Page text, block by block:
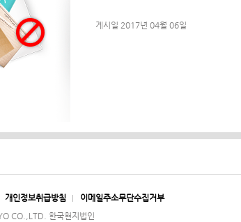
게시일 2017년 04월 06일
개인정보취급방침
이메일주소무단수집거부
CO.,LTD. 한국현지법인